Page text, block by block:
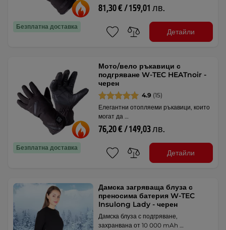
Безплатна доставка
81,30 € / 159,01 лв.
Детайли
Безплатна доставка
Мото/вело ръкавици с
подгряване W-TEC HEATnoir -
черен
4.9 (15)
Елегантни отопляеми ръкавици, които
могат да …
76,20 € / 149,03 лв.
Детайли
Дамска загряваща блуза с
преносима батерия W-TEC
Insulong Lady - черен
Дамска блуза с подгряване,
захранвана от 10 000 mAh …